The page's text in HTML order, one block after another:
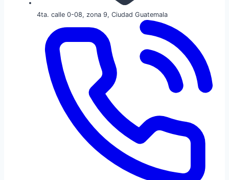
4ta. calle 0-08, zona 9, Ciudad Guatemala